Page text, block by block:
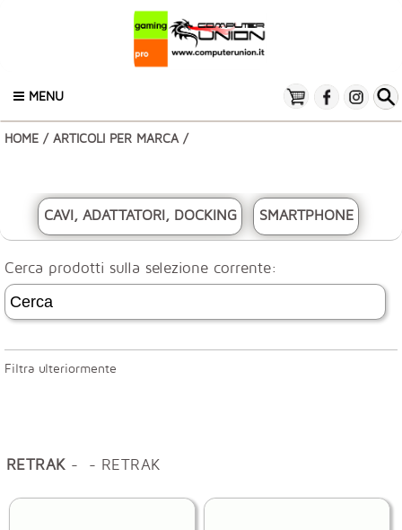
MENU
HOME / ARTICOLI PER MARCA /
CAVI, ADATTATORI, DOCKING SMARTPHONE
Cerca prodotti sulla selezione corrente:
Filtra ulteriormente
RETRAK - - RETRAK